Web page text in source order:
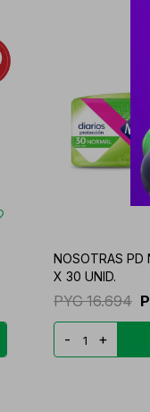
NOSOTRAS PD
X 30 UNID.
PYG 16.694
- +